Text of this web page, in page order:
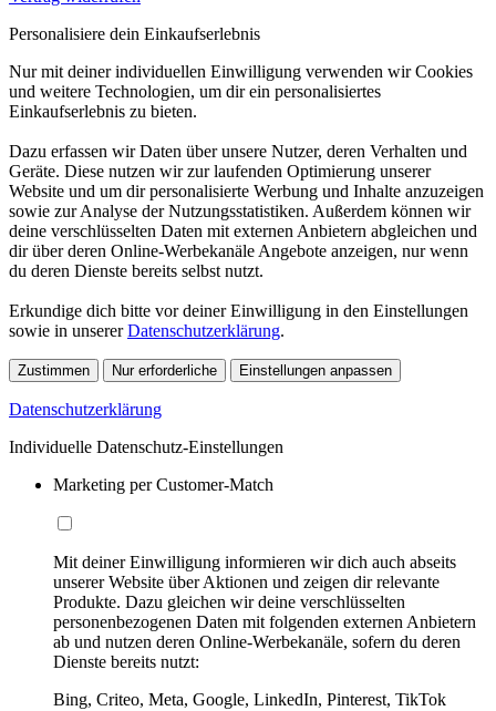
Personalisiere dein Einkaufserlebnis
Nur mit deiner individuellen Einwilligung verwenden wir Cookies
und weitere Technologien, um dir ein personalisiertes
Einkaufserlebnis zu bieten.
Dazu erfassen wir Daten über unsere Nutzer, deren Verhalten und
Geräte. Diese nutzen wir zur laufenden Optimierung unserer
Website und um dir personalisierte Werbung und Inhalte anzuzeigen
sowie zur Analyse der Nutzungsstatistiken. Außerdem können wir
deine verschlüsselten Daten mit externen Anbietern abgleichen und
dir über deren Online-Werbekanäle Angebote anzeigen, nur wenn
du deren Dienste bereits selbst nutzt.
Erkundige dich bitte vor deiner Einwilligung in den Einstellungen
sowie in unsererDatenschutzerklärung.
Zustimmen Nur erforderliche Einstellungen anpassen
Datenschutzerklärung
Individuelle Datenschutz-Einstellungen
Marketing per Customer-Match
Mit deiner Einwilligung informieren wir dich auch abseits
unserer Website über Aktionen und zeigen dir relevante
Produkte. Dazu gleichen wir deine verschlüsselten
personenbezogenen Daten mit folgenden externen Anbietern
ab und nutzen deren Online-Werbekanäle, sofern du deren
Dienste bereits nutzt:
Bing, Criteo, Meta, Google, LinkedIn, Pinterest, TikTok